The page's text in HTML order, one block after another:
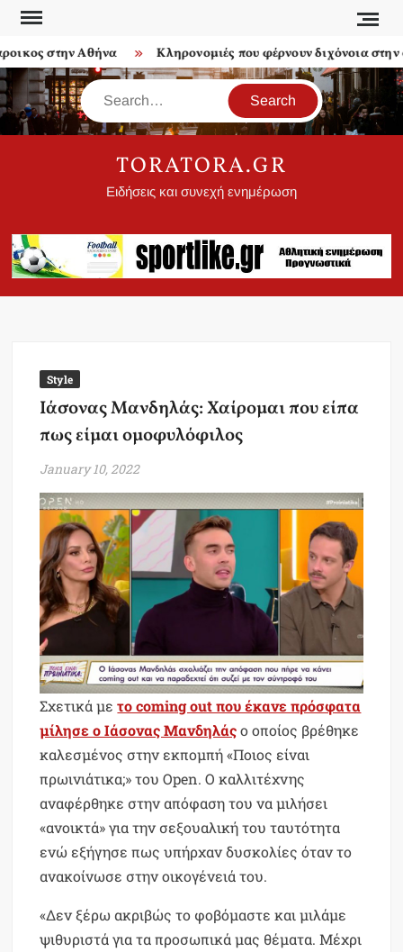
Skip
contentστην Αθήνα Κληρονομιές που φέρνουν διχόνοια στην
Search
TORATORA.GR
Ειδήσεις και συνεχή ενημέρωση
Style
Ιάσονας Μανδηλάς: Χαίρομαι που είπα
πως είμαι ομοφυλόφιλος
January 10, 2022
Σχετικά μετο coming out που έκανε πρόσφατα
μίλησε ο Ιάσονας Μανδηλάςο οποίος βρέθηκε
καλεσμένος στην εκπομπή «Ποιος είναι
πρωινιάτικα;» του Open. Ο καλλιτέχνης
αναφέρθηκε στην απόφαση του να μιλήσει
«ανοικτά» για την σεξουαλική του ταυτότητα
ενώ εξήγησε πως υπήρχαν δυσκολίες όταν το
ανακοίνωσε στην οικογένειά του.
«Δεν ξέρω ακριβώς το φοβόμαστε και μιλάμε
ψιθυριστά για τα προσωπικά μας θέματα. Μέχρι